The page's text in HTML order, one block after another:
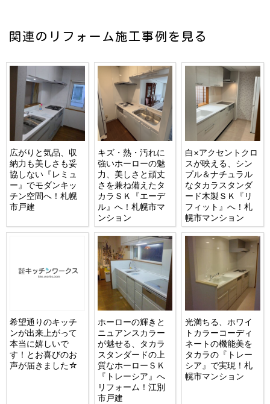
関連のリフォーム施工事例を見る
広がりと気品、収
納力も美しさも妥
協しない『レミュ
ー』でモダンキッ
チン空間へ！札幌
市戸建
キズ・熱・汚れに
強いホーローの魅
力、美しさと頑丈
さを兼ね備えたタ
カラＳＫ『エーデ
ル』へ！札幌市マ
ンション
白×アクセントクロ
スが映える、シン
プル＆ナチュラル
なタカラスタンダ
ード木製ＳＫ『リ
フィット』へ！札
幌市マンション
希望通りのキッチ
ンが出来上がって
本当に嬉しいで
す！とお喜びのお
声が届きました☆
ホーローの輝きと
ニュアンスカラー
が魅せる、タカラ
スタンダードの上
質なホーローＳＫ
『トレーシア』へ
リフォーム！江別
市戸建
光満ちる、ホワイ
トカラーコーディ
ネートの機能美を
タカラの『トレー
シア』で実現！札
幌市マンション